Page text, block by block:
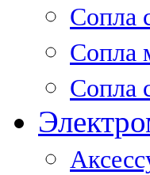
Сопла
Сопла
Сопла